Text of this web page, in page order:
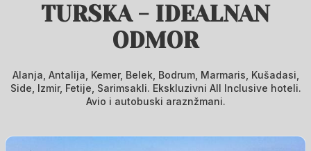
TURSKA - IDEALNAN
ODMOR
Alanja, Antalija, Kemer, Belek, Bodrum, Marmaris, Kušadasi,
Side, Izmir, Fetije, Sarimsakli. Ekskluzivni All Inclusive hoteli.
Avio i autobuski araznžmani.